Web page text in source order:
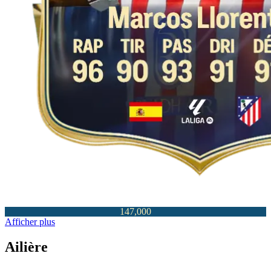
147,000
Afficher plus
Ailière